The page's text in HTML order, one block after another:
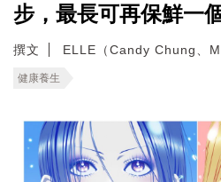
步，最長可再保鮮一
撰文 ELLE（Candy Chung、
健康養生